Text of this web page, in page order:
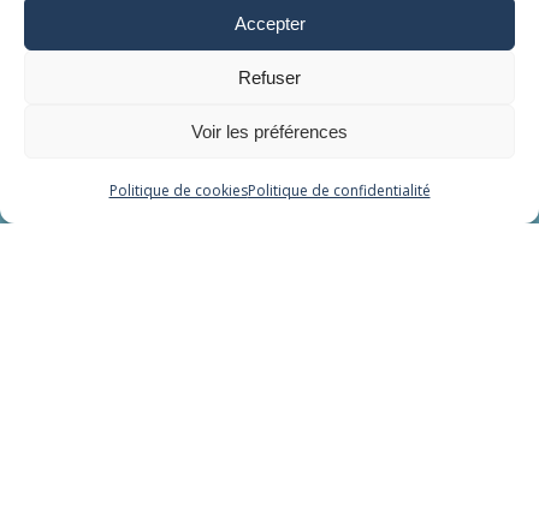
Accepter
Refuser
Voir les préférences
Politique de cookiesPolitique de confidentialité
Lit hydromassant
Balnéo - Cryo